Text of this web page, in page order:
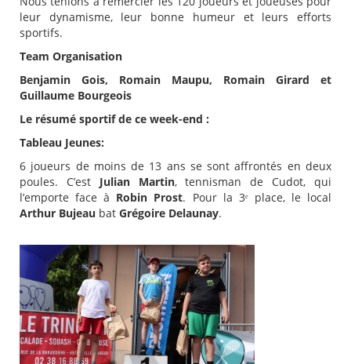
leur dynamisme, leur bonne humeur et leurs efforts
sportifs.
Team Organisation
Benjamin Gois, Romain Maupu, Romain Girard et
Guillaume Bourgeois
Le résumé sportif de ce week-end :
Tableau Jeunes:
6 joueurs de moins de 13 ans se sont affrontés en deux
poules. C’est Julian Martin, tennisman de Cudot, qui
l’emporte face à Robin Prost. Pour la 3ᵉ place, le local
Arthur Bujeau bat Grégoire Delaunay.